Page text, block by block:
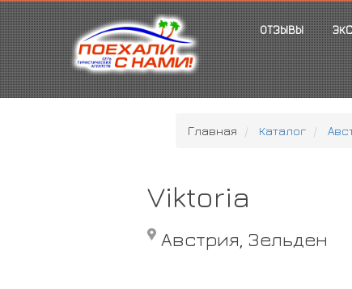
ОТЗЫВЫ
Главная Каталог
Viktoria
Австрия, Зельден